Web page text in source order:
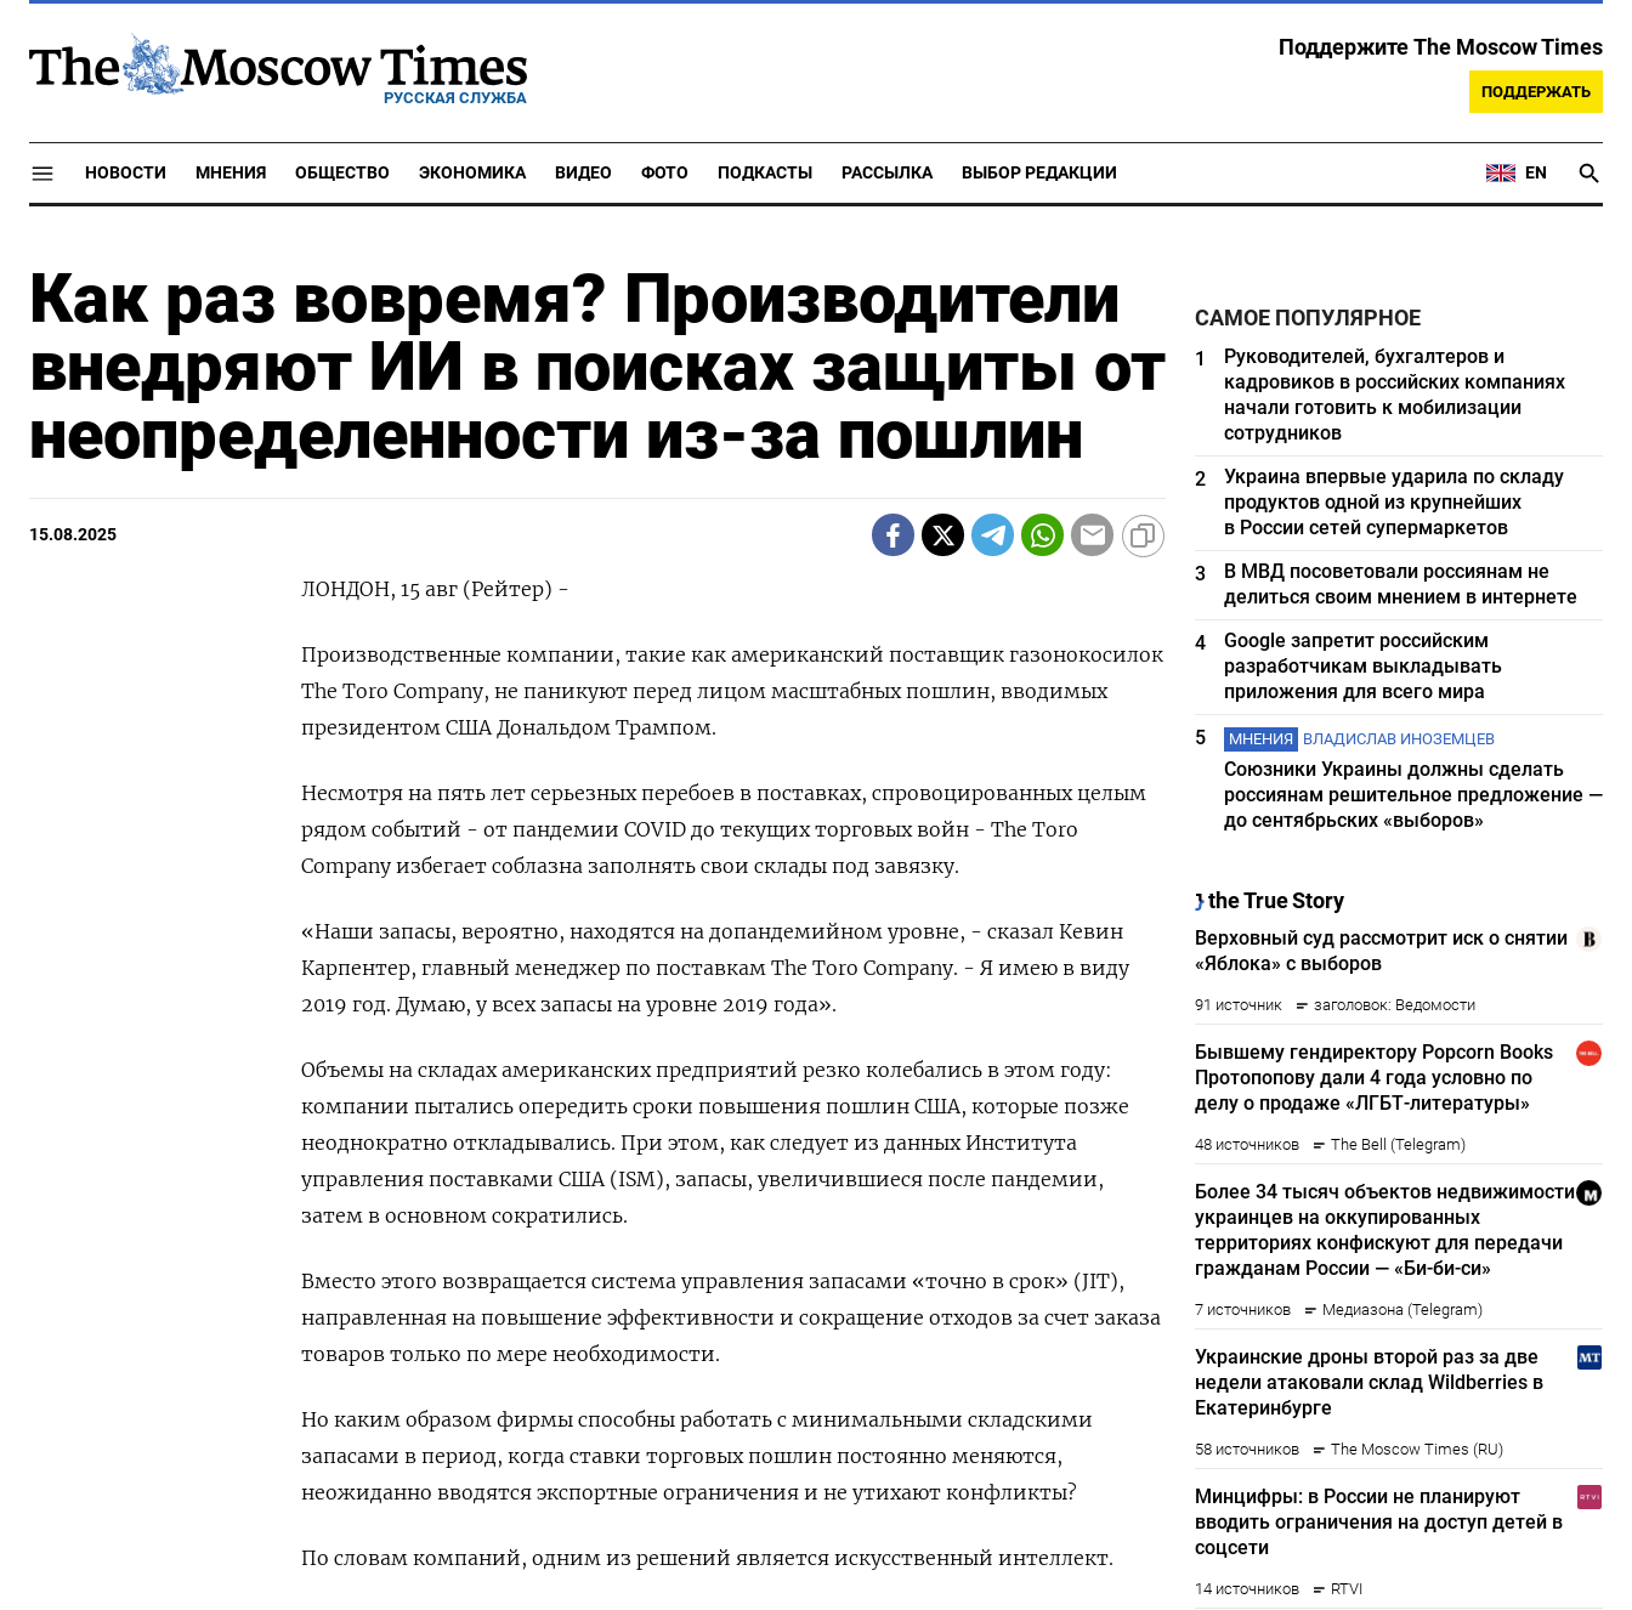
РУССКАЯ СЛУЖБА
Поддержите The Moscow Times
ПОДДЕРЖАТЬ
НОВОСТИ МНЕНИЯ ОБЩЕСТВО ЭКОНОМИКА ВИДЕО ФОТО ПОДКАСТЫ РАССЫЛКА ВЫБОР РЕДАКЦИИ EN
Как раз вовремя? Производители
внедряют ИИ в поисках защиты от
неопределенности из-за пошлин
15.08.2025
ЛОНДОН, 15 авг (Рейтер) -
Производственные компании, такие как американский поставщик газонокосилок
The Toro Company, не паникуют перед лицом масштабных пошлин, вводимых
президентом США Дональдом Трампом.
Несмотря на пять лет серьезных перебоев в поставках, спровоцированных целым
рядом событий - от пандемии COVID до текущих торговых войн - The Toro
Company избегает соблазна заполнять свои склады под завязку.
«Наши запасы, вероятно, находятся на допандемийном уровне, - сказал Кевин
Карпентер, главный менеджер по поставкам The Toro Company. - Я имею в виду
2019 год. Думаю, у всех запасы на уровне 2019 года».
Объемы на складах американских предприятий резко колебались в этом году:
компании пытались опередить сроки повышения пошлин США, которые позже
неоднократно откладывались. При этом, как следует из данных Института
управления поставками США (ISM), запасы, увеличившиеся после пандемии,
затем в основном сократились.
Вместо этого возвращается система управления запасами «точно в срок» (JIT),
направленная на повышение эффективности и сокращение отходов за счет заказа
товаров только по мере необходимости.
Но каким образом фирмы способны работать с минимальными складскими
запасами в период, когда ставки торговых пошлин постоянно меняются,
неожиданно вводятся экспортные ограничения и не утихают конфликты?
По словам компаний, одним из решений является искусственный интеллект.
САМОЕ ПОПУЛЯРНОЕ
1
Руководителей, бухгалтеров и
кадровиков в российских компаниях
начали готовить к мобилизации
сотрудников
2
Украина впервые ударила по складу
продуктов одной из крупнейших
в России сетей супермаркетов
3
В МВД посоветовали россиянам не
делиться своим мнением в интернете
4
Google запретит российским
разработчикам выкладывать
приложения для всего мира
5
МНЕНИЯ ВЛАДИСЛАВ ИНОЗЕМЦЕВ
Союзники Украины должны сделать
россиянам решительное предложение —
до сентябрьских «выборов»